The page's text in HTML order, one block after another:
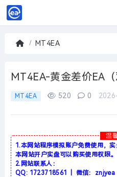
页
MT4EA
MT4EA-黄金差价EA（
MT4EA 520 0
温
1.本网站程序模拟账户免费使用，
本网站开户实盘可以购买使用权限。
2.网站联系人：
QQ: 1723718561 | 微信：znjyea